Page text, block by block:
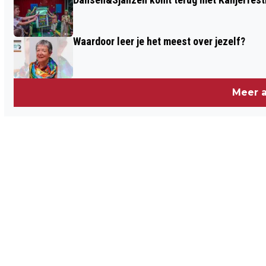
Waardoor leer je het meest over jezelf?
Meer